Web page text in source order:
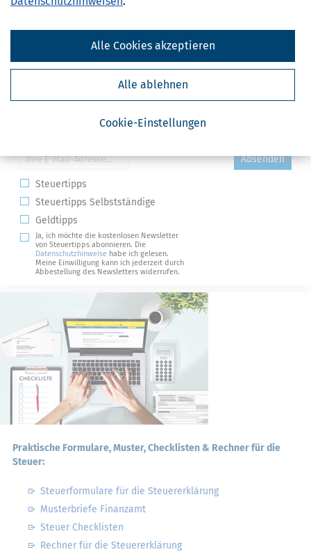
Cookie-Einstellungen
Alle ablehnen
Alle Cookies akzeptieren
Kostenlose Steuertipps & News
Absenden
Steuertipps
Steuertipps Selbstständige
Geldtipps
Ja, ich möchte die kostenlosen Newsletter
von Steuertipps abonnieren. Die
Datenschutzhinweise habe ich gelesen.
Meine Einwilligung kann ich jederzeit durch
Abbestellung des Newsletters widerrufen.
Praktische Formulare, Muster, Checklisten & Rechner für die
Steuer:
Steuerformulare für die Steuererklärung
Musterbriefe Finanzamt
Steuer Checklisten
Rechner für die Steuererklärung